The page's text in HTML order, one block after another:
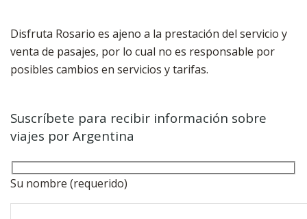
Disfruta Rosario es ajeno a la prestación del servicio y
venta de pasajes, por lo cual no es responsable por
posibles cambios en servicios y tarifas.
Suscríbete para recibir información sobre
viajes por Argentina
Su nombre (requerido)